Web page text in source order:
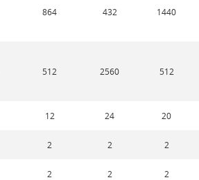
864 432 1440
512 2560 512
12 24 20
2 2 2
2 2 2